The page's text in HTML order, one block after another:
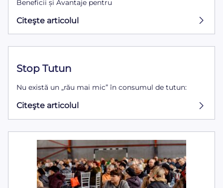
Beneficii și Avantaje pentru
Citeşte articolul
Stop Tutun
Nu există un „rău mai mic” în consumul de tutun:
Citeşte articolul